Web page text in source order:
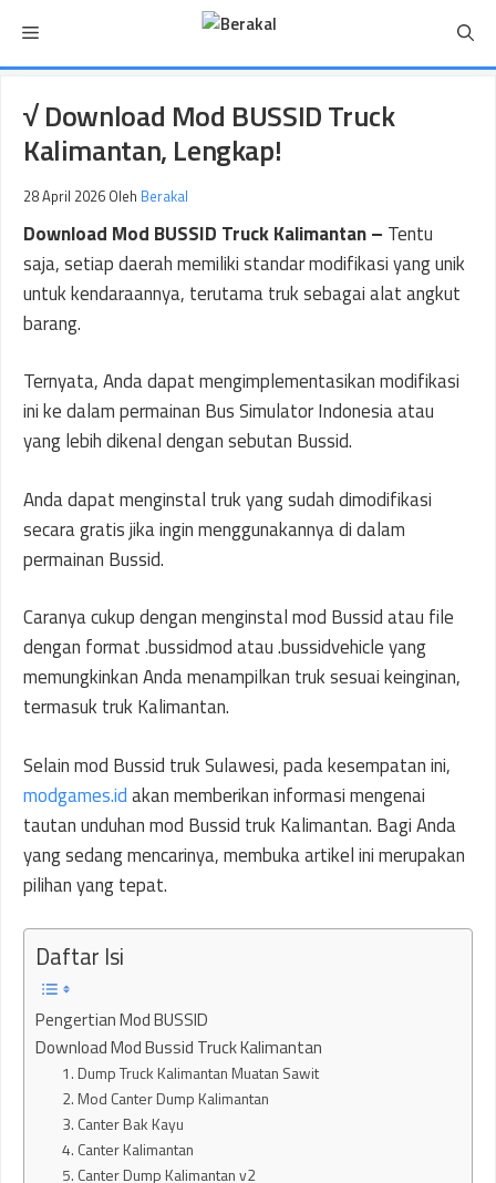
isi
Menu
√ Download Mod BUSSID Truck
Kalimantan, Lengkap!
28 April 2026 Oleh Berakal
Download Mod BUSSID Truck Kalimantan – Tentu
saja, setiap daerah memiliki standar modifikasi yang unik
untuk kendaraannya, terutama truk sebagai alat angkut
barang.
Ternyata, Anda dapat mengimplementasikan modifikasi
ini ke dalam permainan Bus Simulator Indonesia atau
yang lebih dikenal dengan sebutan Bussid.
Anda dapat menginstal truk yang sudah dimodifikasi
secara gratis jika ingin menggunakannya di dalam
permainan Bussid.
Caranya cukup dengan menginstal mod Bussid atau file
dengan format .bussidmod atau .bussidvehicle yang
memungkinkan Anda menampilkan truk sesuai keinginan,
termasuk truk Kalimantan.
Selain mod Bussid truk Sulawesi, pada kesempatan ini,
modgames.idakan memberikan informasi mengenai
tautan unduhan mod Bussid truk Kalimantan. Bagi Anda
yang sedang mencarinya, membuka artikel ini merupakan
pilihan yang tepat.
Daftar Isi
Pengertian Mod BUSSID
Download Mod Bussid Truck Kalimantan
1. Dump Truck Kalimantan Muatan Sawit
2. Mod Canter Dump Kalimantan
3. Canter Bak Kayu
4. Canter Kalimantan
5. Canter Dump Kalimantan v2